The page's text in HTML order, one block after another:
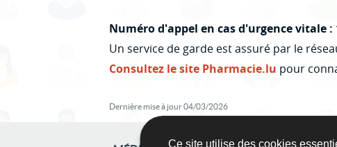
Ce site utilise des cookies
Numéro d'appel en cas d'urgence vitale
Un service de garde est assuré par le
Consultez le site Pharmacie.lu pour
Dernière mise à jour04/03/2026